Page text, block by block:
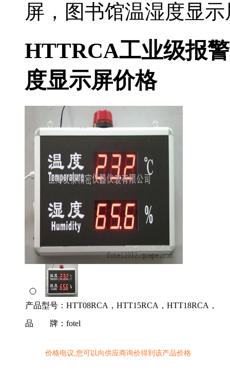
屏，图书馆温湿度显
HTTRCA工业级报
度显示屏价格
产品型号： HTT08RCA，HTT15RCA，HTT18RCA，
品 牌： fotel
价格电议,您可以向供应商询价得到该产品价格